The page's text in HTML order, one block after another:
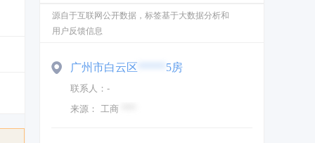
源自于互联网公开数据，标签基于大数据分析和
用户反馈信息
广州市白云区 5房
联系人： -
来源： 工商